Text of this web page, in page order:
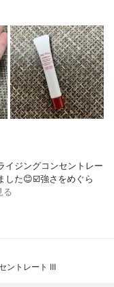
ジングコンセントレー
した😊☑️強さをめぐら
る
ントレート III